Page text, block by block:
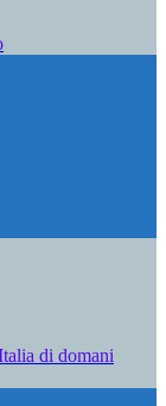
di domani